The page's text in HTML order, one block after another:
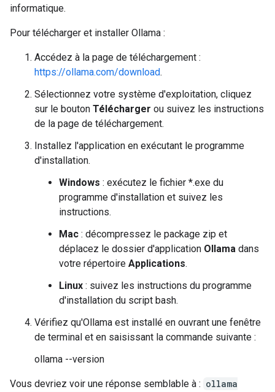
informatique.
Pour télécharger et installer Ollama :
Accédez à la page de téléchargement :
https://ollama.com/download.
Sélectionnez votre système d'exploitation, cliquez
sur le bouton Télécharger ou suivez les instructions
de la page de téléchargement.
Installez l'application en exécutant le programme
d'installation.
Windows : exécutez le fichier *.exe du
programme d'installation et suivez les
instructions.
Mac : décompressez le package zip et
déplacez le dossier d'application Ollama dans
votre répertoire Applications.
Linux : suivez les instructions du programme
d'installation du script bash.
Vérifiez qu'Ollama est installé en ouvrant une fenêtre
de terminal et en saisissant la commande suivante :
ollama --version
Vous devriez voir une réponse semblable à : ollama